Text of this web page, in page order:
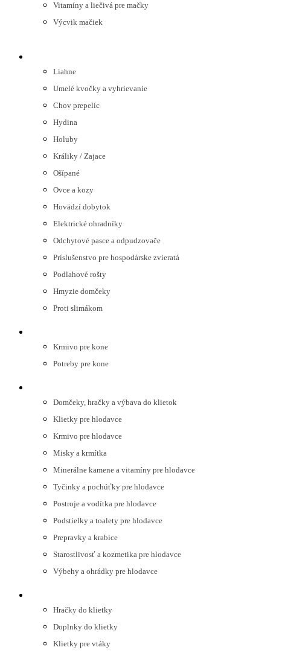
Vitamíny a liečivá pre mačky
Výcvik mačiek
Liahne
Umelé kvočky a vyhrievanie
Chov prepelíc
Hydina
Holuby
Králiky / Zajace
Ošípané
Ovce a kozy
Hovädzí dobytok
Elektrické ohradníky
Odchytové pasce a odpudzovače
Príslušenstvo pre hospodárske zvieratá
Podlahové rošty
Hmyzie domčeky
Proti slimákom
Krmivo pre kone
Potreby pre kone
Domčeky, hračky a výbava do klietok
Klietky pre hlodavce
Krmivo pre hlodavce
Misky a krmítka
Minerálne kamene a vitamíny pre hlodavce
Tyčinky a pochúťky pre hlodavce
Postroje a vodítka pre hlodavce
Podstielky a toalety pre hlodavce
Prepravky a krabice
Starostlivosť a kozmetika pre hlodavce
Výbehy a ohrádky pre hlodavce
Hračky do klietky
Doplnky do klietky
Klietky pre vtáky